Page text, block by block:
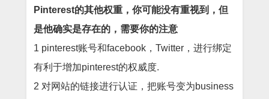
Pinterest的其他权重，你可能没有重视到，但
是他确实是存在的，需要你的注意
1 pinterest账号和facebook，Twitter，进行绑定
有利于增加pinterest的权威度.
2 对网站的链接进行认证，把账号变为business